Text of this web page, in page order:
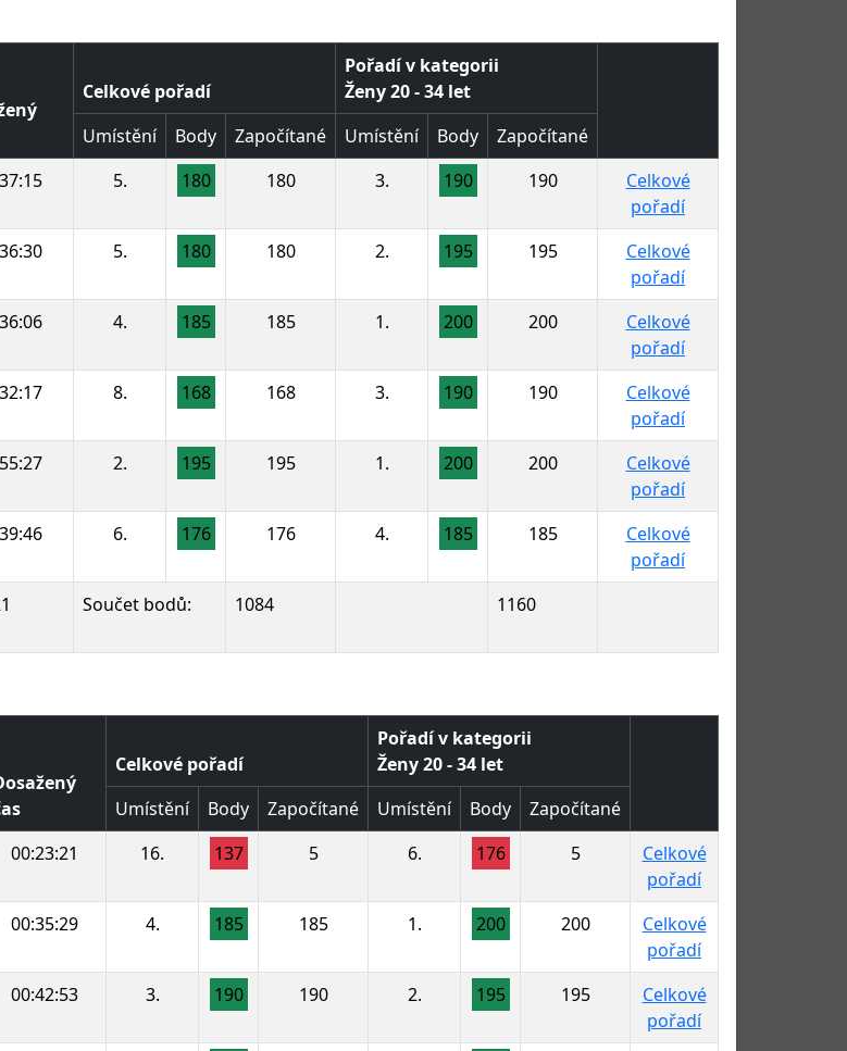
Celkové pořadí
Pořadí v kategorii
Ženy 20 - 34 let
Umístění
Body Započítané Umístění Body
Započítané
5. 180 180 3. 190 190
Celkové
pořadí
5. 180 180 2. 195 195
Celkové
pořadí
4. 185 185 1. 200 200
Celkové
pořadí
8. 168 168 3. 190 190
Celkové
pořadí
2. 195 195 1. 200 200
Celkové
pořadí
6. 176 176 4. 185 185
Celkové
pořadí
Součet bodů: 1084 1160
Celkové pořadí
Pořadí v kategorii
Ženy 20 - 34 let
Umístění
Body Započítané Umístění Body
Započítané
00:23:21 16. 137 5 6. 176 5
Celkové
pořadí
00:35:29 4. 185 185 1. 200 200
Celkové
pořadí
00:42:53 3. 190 190 2. 195 195
Celkové
pořadí